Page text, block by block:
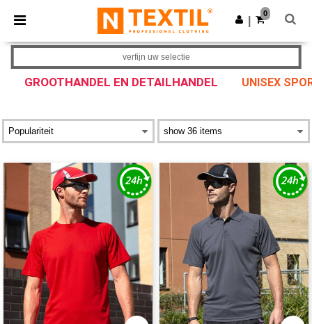
× Ntextil-app
Betere prijzen in de app!
Download app
0
GROOTHANDEL EN DETAILHANDEL UNISEX
verfijn uw selectie